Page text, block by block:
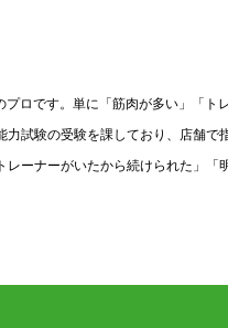
ロです。単に「筋肉が多い」「ト
力試験の受験を課しており、店舗で
ーナーがいたから続けられた」「